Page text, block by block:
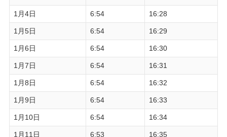
1月4日 6:54 16:28
1月5日 6:54 16:29
1月6日 6:54 16:30
1月7日 6:54 16:31
1月8日 6:54 16:32
1月9日 6:54 16:33
1月10日 6:54 16:34
1月11日 6:53 16:35